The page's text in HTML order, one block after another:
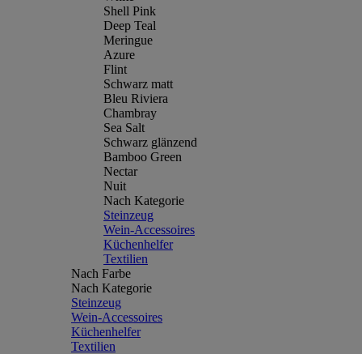
Shell Pink
Deep Teal
Meringue
Azure
Flint
Schwarz matt
Bleu Riviera
Chambray
Sea Salt
Schwarz glänzend
Bamboo Green
Nectar
Nuit
Nach Kategorie
Steinzeug
Wein-Accessoires
Küchenhelfer
Textilien
Nach Farbe
Nach Kategorie
Steinzeug
Wein-Accessoires
Küchenhelfer
Textilien